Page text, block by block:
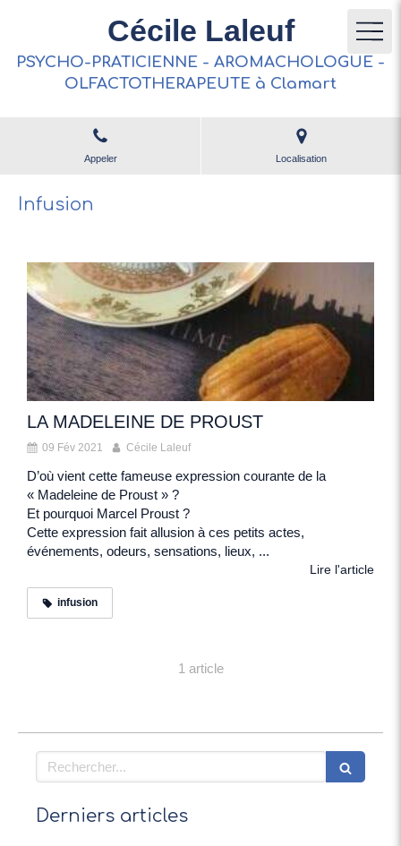
Cécile Laleuf
PSYCHO-PRATICIENNE - AROMACHOLOGUE -
OLFACTOTHERAPEUTE à Clamart
Appeler Localisation
Infusion
LA MADELEINE DE PROUST
09 Fév 2021 Cécile Laleuf
D’où vient cette fameuse expression courante de la
« Madeleine de Proust » ?
Et pourquoi Marcel Proust ?
Cette expression fait allusion à ces petits actes,
événements, odeurs, sensations, lieux, ...
Lire l'article
infusion
1 article
Rechercher
Derniers articles